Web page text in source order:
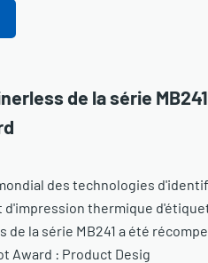
de la série
des technologies
d'impression thermique
de la série MB241 a été
Award : Product Desig